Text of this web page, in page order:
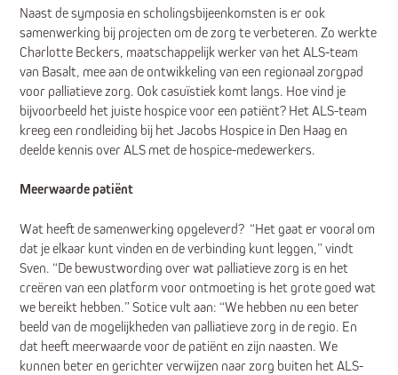
Naast de symposia en scholingsbijeenkomsten is er ook
samenwerking bij projecten om de zorg te verbeteren. Zo werkte
Charlotte Beckers, maatschappelijk werker van het ALS-team
van Basalt, mee aan de ontwikkeling van een regionaal zorgpad
voor palliatieve zorg. Ook casuïstiek komt langs. Hoe vind je
bijvoorbeeld het juiste hospice voor een patiënt? Het ALS-team
kreeg een rondleiding bij het Jacobs Hospice in Den Haag en
deelde kennis over ALS met de hospice-medewerkers.
Meerwaarde patiënt
Wat heeft de samenwerking opgeleverd? “Het gaat er vooral om
dat je elkaar kunt vinden en de verbinding kunt leggen,” vindt
Sven. “De bewustwording over wat palliatieve zorg is en het
creëren van een platform voor ontmoeting is het grote goed wat
we bereikt hebben.” Sotice vult aan: “We hebben nu een beter
beeld van de mogelijkheden van palliatieve zorg in de regio. En
dat heeft meerwaarde voor de patiënt en zijn naasten. We
kunnen beter en gerichter verwijzen naar zorg buiten het ALS-